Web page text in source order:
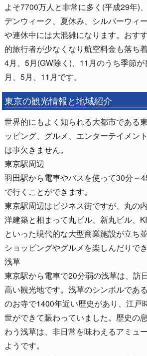
よそ7700万人と非常に多く(平成29年)
デンウィーク、夏休み、シルバーウィ
や連休中には大混雑になります。おす
的旅行者が少なくなり航空料金も落ち
4月、5月(GW除く)、11月のうち季節
月、5月、11月です。
東京の観光情報と地域紹介
世界的にもよく知られる大都市である
ッピング、グルメ、エンターテイメン
は事欠きません。
東京駅周辺
羽田駅から電車やバスを使って30分～
で行くことができます。
東京駅周辺はビジネス街ですが、丸の
洋建築と相まって丸ビル、新丸ビル、
といった現代的な大型商業施設が立ち
ショッピングやグルメを楽しんだりでき
浅草
東京駅から電車で20分弱の浅草は、訪
高い観光地です。浅草のシンボルであ
のお寺で1400年近い歴史があり、江戸
世ができて賑わっていました。歴史の
わう浅草は、非日常を味わえるアミュ
ようです。